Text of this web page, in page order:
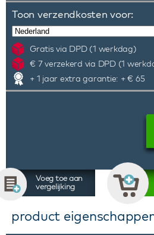
Toon verzendkosten voor:
Gratis via DPD (1 werkdag)
€ 7 verzekerd via DPD (1
+ 1 jaar extra garantie: + € 65
Voeg toe aan
vergelijking
product